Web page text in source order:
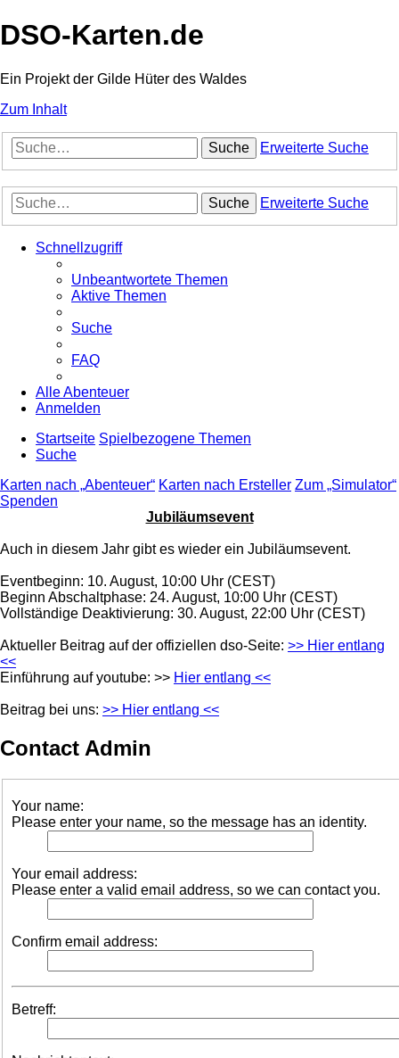
DSO-Karten.de
Ein Projekt der Gilde Hüter des Waldes
Zum Inhalt
Suche Erweiterte Suche
Suche Erweiterte Suche
Schnellzugriff
Unbeantwortete Themen
Aktive Themen
Suche
FAQ
Alle Abenteuer
Anmelden
Startseite Spielbezogene Themen
Suche
Karten nach „Abenteuer“ Karten nach Ersteller Zum „Simulator“
Spenden
Jubiläumsevent
Auch in diesem Jahr gibt es wieder ein Jubiläumsevent.
Eventbeginn: 10. August, 10:00 Uhr (CEST)
Beginn Abschaltphase: 24. August, 10:00 Uhr (CEST)
Vollständige Deaktivierung: 30. August, 22:00 Uhr (CEST)
Aktueller Beitrag auf der offiziellen dso-Seite: >> Hier entlang
<<
Einführung auf youtube: >> Hier entlang <<
Beitrag bei uns: >> Hier entlang <<
Contact Admin
Your name:
Please enter your name, so the message has an identity.
Your email address:
Please enter a valid email address, so we can contact you.
Confirm email address:
Betreff: